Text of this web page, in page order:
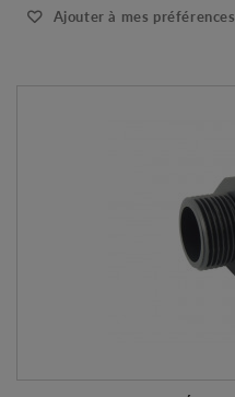
Ajouter à mes préférences